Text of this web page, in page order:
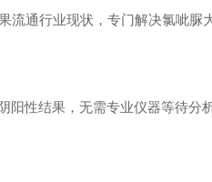
通行业现状，专门解决氯呲
阳性结果，无需专业仪器等待分